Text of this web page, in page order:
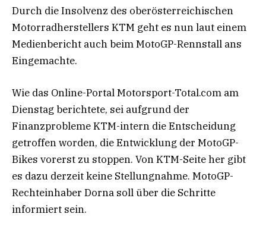
Durch die Insolvenz des oberösterreichischen
Motorradherstellers KTM geht es nun laut einem
Medienbericht auch beim MotoGP-Rennstall ans
Eingemachte.
Wie das Online-Portal Motorsport-Total.com am
Dienstag berichtete, sei aufgrund der
Finanzprobleme KTM-intern die Entscheidung
getroffen worden, die Entwicklung der MotoGP-
Bikes vorerst zu stoppen. Von KTM-Seite her gibt
es dazu derzeit keine Stellungnahme. MotoGP-
Rechteinhaber Dorna soll über die Schritte
informiert sein.